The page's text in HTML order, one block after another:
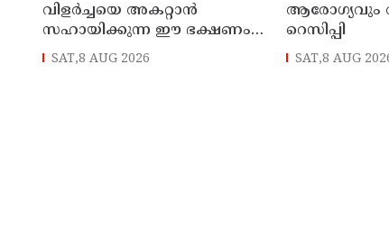
വിളർച്ചയെ അകറ്റാൻ
സഹായിക്കുന്ന ഈ ഭക്ഷണം
അറിയാമോ?
SAT,8 AUG 2026
ആരോഗ്യവും
റെസിപ്പി
SAT,8 AUG